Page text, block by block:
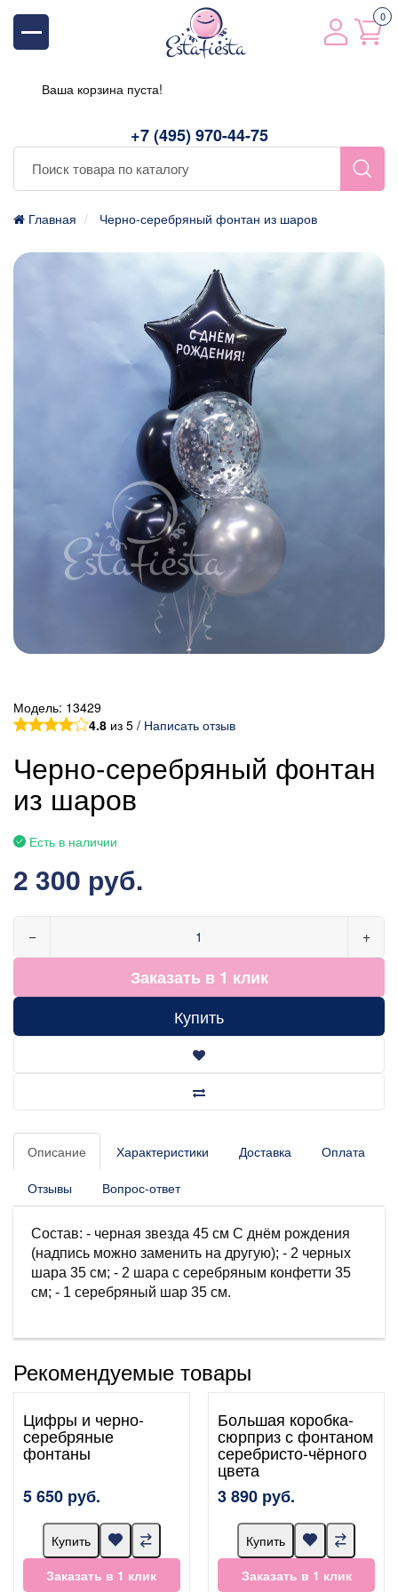
+7 (495) 970-44-75
0
Ваша корзина пуста!
Главная Черно-серебряный фонтан из шаров
Модель: 13429
4.8 из 5 / Написать отзыв
Черно-серебряный фонтан
из шаров
Есть в наличии
2 300 руб.
− +
Заказать в 1 клик
Купить
Описание Характеристики Доставка Оплата
Отзывы Вопрос-ответ
Состав: - черная звезда 45 см С днём рождения
(надпись можно заменить на другую); - 2 черных
шара 35 см; - 2 шара с серебряным конфетти 35
см; - 1 серебряный шар 35 см.
Рекомендуемые товары
Цифры и черно-
серебряные
фонтаны
5 650 руб.
Купить
Заказать в 1 клик
Большая коробка-
сюрприз с фонтаном
серебристо-чёрного
цвета
3 890 руб.
Купить
Заказать в 1 клик